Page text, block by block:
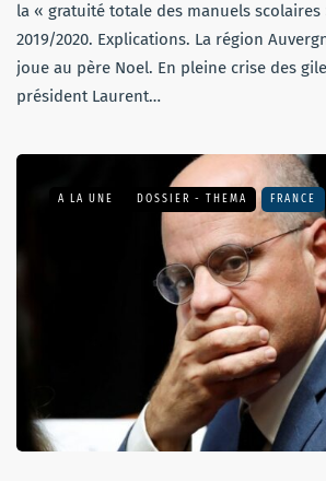
la « gratuité totale des manuels
2019/2020. Explications. La région
joue au père Noel. En pleine crise des
président Laurent…
A LA UNE DOSSIER - THEMA FRANCE